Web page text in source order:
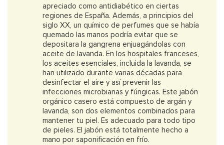
apreciado como antidiabético en ciertas
regiones de España. Además, a principios del
siglo XX, un químico de perfumes que se había
quemado las manos podría evitar que se
depositara la gangrena enjuagándolas con
aceite de lavanda. En los hospitales franceses,
los aceites esenciales, incluida la lavanda, se
han utilizado durante varias décadas para
desinfectar el aire y así prevenir las
infecciones microbianas y fúngicas. Este jabón
orgánico casero está compuesto de argán y
lavanda, son dos elementos combinados para
mantener tu piel. Es adecuado para todo tipo
de pieles. El jabón está totalmente hecho a
mano por saponificación en frío.